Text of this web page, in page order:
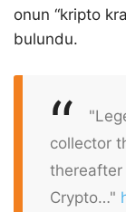
onun “kripto
bulundu.
collector
Crypto…"